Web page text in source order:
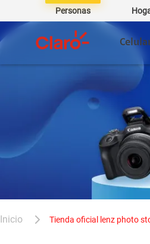
Personas
tienda oficial lenz photo